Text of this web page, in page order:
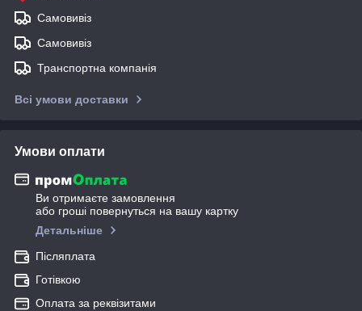
Самовивіз
Самовивіз
Транспортна компанія
Всі умови доставки
Умови оплати
Ви отримаєте замовлення
або гроші повернуться на вашу картку
Детальніше
Післяплата
Готівкою
Оплата за реквізитами